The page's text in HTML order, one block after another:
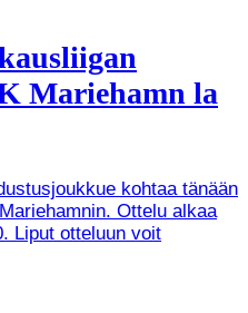
Mariehamn la
kohtaa tänään
Ottelu alkaa
Liput otteluun voit